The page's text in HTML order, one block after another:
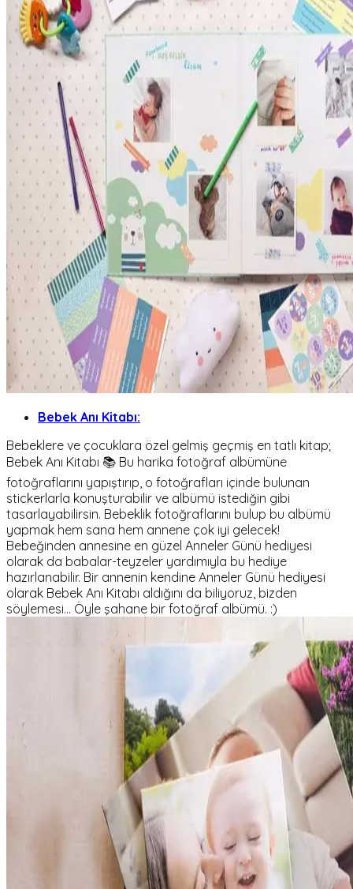
Bebek Anı Kitabı:
Bebeklere ve çocuklara özel gelmiş geçmiş en tatlı kitap;
Bebek Anı Kitabı 📚 Bu harika fotoğraf albümüne
fotoğraflarını yapıştırıp, o fotoğrafları içinde bulunan
stickerlarla konuşturabilir ve albümü istediğin gibi
tasarlayabilirsin. Bebeklik fotoğraflarını bulup bu albümü
yapmak hem sana hem annene çok iyi gelecek!
Bebeğinden annesine en güzel Anneler Günü hediyesi
olarak da babalar-teyzeler yardımıyla bu hediye
hazırlanabilir. Bir annenin kendine Anneler Günü hediyesi
olarak Bebek Anı Kitabı aldığını da biliyoruz, bizden
söylemesi… Öyle şahane bir fotoğraf albümü. :)